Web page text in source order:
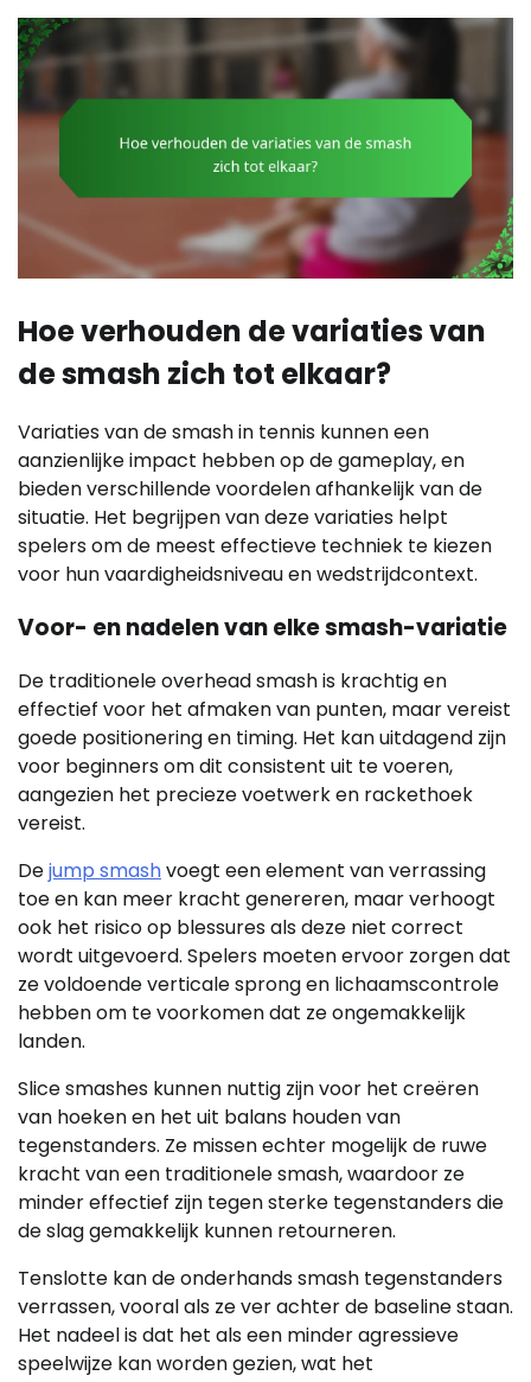
Hoe verhouden de variaties van
de smash zich tot elkaar?
Variaties van de smash in tennis kunnen een
aanzienlijke impact hebben op de gameplay, en
bieden verschillende voordelen afhankelijk van de
situatie. Het begrijpen van deze variaties helpt
spelers om de meest effectieve techniek te kiezen
voor hun vaardigheidsniveau en wedstrijdcontext.
Voor- en nadelen van elke smash-variatie
De traditionele overhead smash is krachtig en
effectief voor het afmaken van punten, maar vereist
goede positionering en timing. Het kan uitdagend zijn
voor beginners om dit consistent uit te voeren,
aangezien het precieze voetwerk en rackethoek
vereist.
Dejump smashvoegt een element van verrassing
toe en kan meer kracht genereren, maar verhoogt
ook het risico op blessures als deze niet correct
wordt uitgevoerd. Spelers moeten ervoor zorgen dat
ze voldoende verticale sprong en lichaamscontrole
hebben om te voorkomen dat ze ongemakkelijk
landen.
Slice smashes kunnen nuttig zijn voor het creëren
van hoeken en het uit balans houden van
tegenstanders. Ze missen echter mogelijk de ruwe
kracht van een traditionele smash, waardoor ze
minder effectief zijn tegen sterke tegenstanders die
de slag gemakkelijk kunnen retourneren.
Tenslotte kan de onderhands smash tegenstanders
verrassen, vooral als ze ver achter de baseline staan.
Het nadeel is dat het als een minder agressieve
speelwijze kan worden gezien, wat het